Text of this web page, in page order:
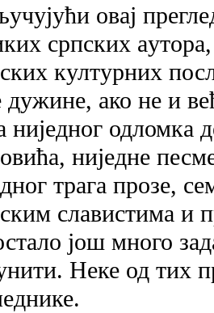
oвaj
српскиx
културних
дужине, ако не и
ниједног одломка
ниједне
трага прозе,
славистима и
још много
Неке од тих